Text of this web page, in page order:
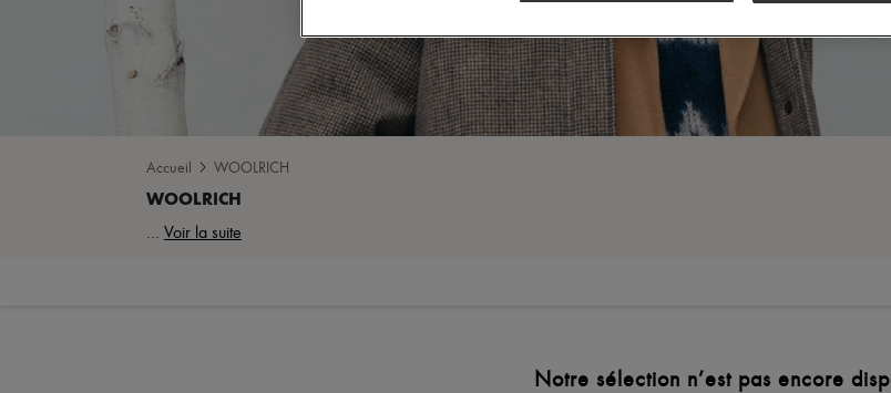
Accueil WOOLRICH
... Voir la suite
Notre sélection n’est pas encore